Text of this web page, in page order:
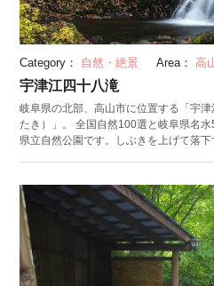
Category： 自然・絶景 Area： 高
宇津江四十八滝
岐阜県の北部、高山市に位置する「宇
たき）」。 全国自然100選と岐阜県名
県立自然公園です。しぶきを上げて落
で来訪する人を魅了します。石畳で整
りハイキングができます。頂上の「上
が880mあり、道中の休憩所には北ア
されています。 周辺にはキャンプ場や
泉には、和風・洋風に別れた大浴場と
くれます。